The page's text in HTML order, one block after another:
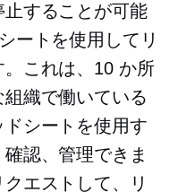
止することが可能
ートを使用してリ
これは、10 か所
織で働いている
シートを使用す
認、管理できま
エストして、リ